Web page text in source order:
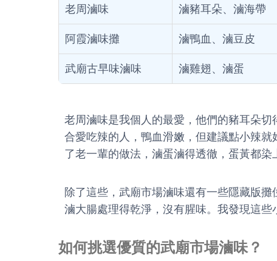
老周滷味 滷豬耳朵、滷海帶
阿霞滷味攤 滷鴨血、滷豆皮
武廟古早味滷味 滷雞翅、滷蛋
老周滷味是我個人的最愛，他們的豬耳朵
合愛吃辣的人，鴨血滑嫩，但建議點小辣
了老一輩的做法，滷蛋滷得透徹，蛋黃都染
除了這些，武廟市場滷味還有一些隱藏版
滷大腸處理得乾淨，沒有腥味。我發現這些
如何挑選優質的武廟市場滷味？